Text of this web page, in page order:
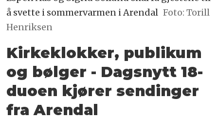
å svette i sommervarmen i Arendal Foto: Torill
Henriksen
Kirkeklokker, publikum
og bølger - Dagsnytt 18-
duoen kjører sendinger
fra Arendal